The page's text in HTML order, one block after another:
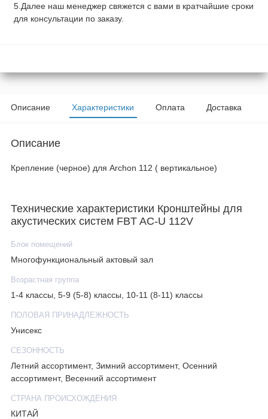
5.Далее наш менеджер свяжется с вами в кратчайшие сроки
для консультации по заказу.
Описание Характеристики Оплата Доставка
Описание
Крепление (черное) для Archon 112 ( вертикальное)
Технические характеристики Кронштейны для
акустических систем FBT AC-U 112V
Блок помещений
Многофункциональный актовый зал
Возрастная группа
1-4 классы, 5-9 (5-8) классы, 10-11 (8-11) классы
ПОЛОВАЯ ПРИНАДЛЕЖНОСТЬ
Унисекс
СЕЗОННОСТЬ
Летний ассортимент, Зимний ассортимент, Осенний
ассортимент, Весенний ассортимент
СТРАНА ПРОИСХОЖДЕНИЯ
КИТАЙ